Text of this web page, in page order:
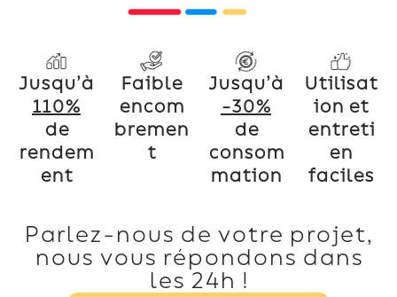
Jusqu’à
110%
de
rendem
ent
Faible
encom
bremen
t
Jusqu’à
-30%
de
consom
mation
Utilisat
ion et
entreti
en
faciles
Parlez-nous de votre projet,
nous vous répondons dans
les 24h !